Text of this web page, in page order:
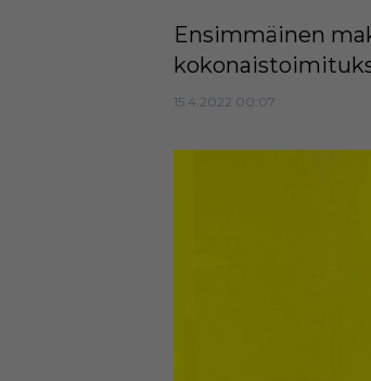
Ensimmäinen
15.4.2022 00:07